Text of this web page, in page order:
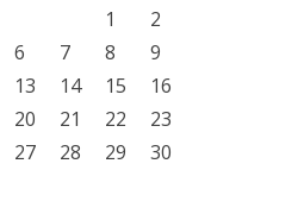
1
2
6 7 8
9
13 14 15
16
20 21 22
23
27 28 29
30